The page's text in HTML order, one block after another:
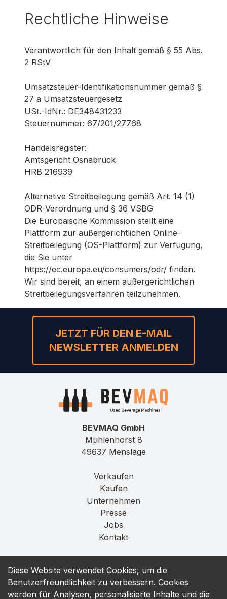
Rechtliche Hinweise
Verantwortlich für den Inhalt gemäß § 55 Abs.
2 RStV
Umsatzsteuer-Identifikationsnummer gemäß §
27 a Umsatzsteuergesetz
USt.-IdNr.: DE348431233
Steuernummer: 67/201/27768
Handelsregister:
Amtsgericht Osnabrück
HRB 216939
Alternative Streitbeilegung gemäß Art. 14 (1)
ODR-Verordnung und § 36 VSBG
Die Europäische Kommission stellt eine
Plattform zur außergerichtlichen Online-
Streitbeilegung (OS-Plattform) zur Verfügung,
die Sie unter
https://ec.europa.eu/consumers/odr/ finden.
Wir sind bereit, an einem außergerichtlichen
Streitbeilegungsverfahren teilzunehmen.
Diese Website verwendet Cookies, um die
Benutzerfreundlichkeit zu verbessern. Cookies
werden für Analysen, personalisierte Inhalte und die
JETZT FÜR DEN E-MAIL
NEWSLETTER ANMELDEN
BEVMAQ GmbH
Mühlenhorst 8
49637 Menslage
Verkaufen
Kaufen
Unternehmen
Presse
Jobs
Kontakt
Datenschutz
T&C